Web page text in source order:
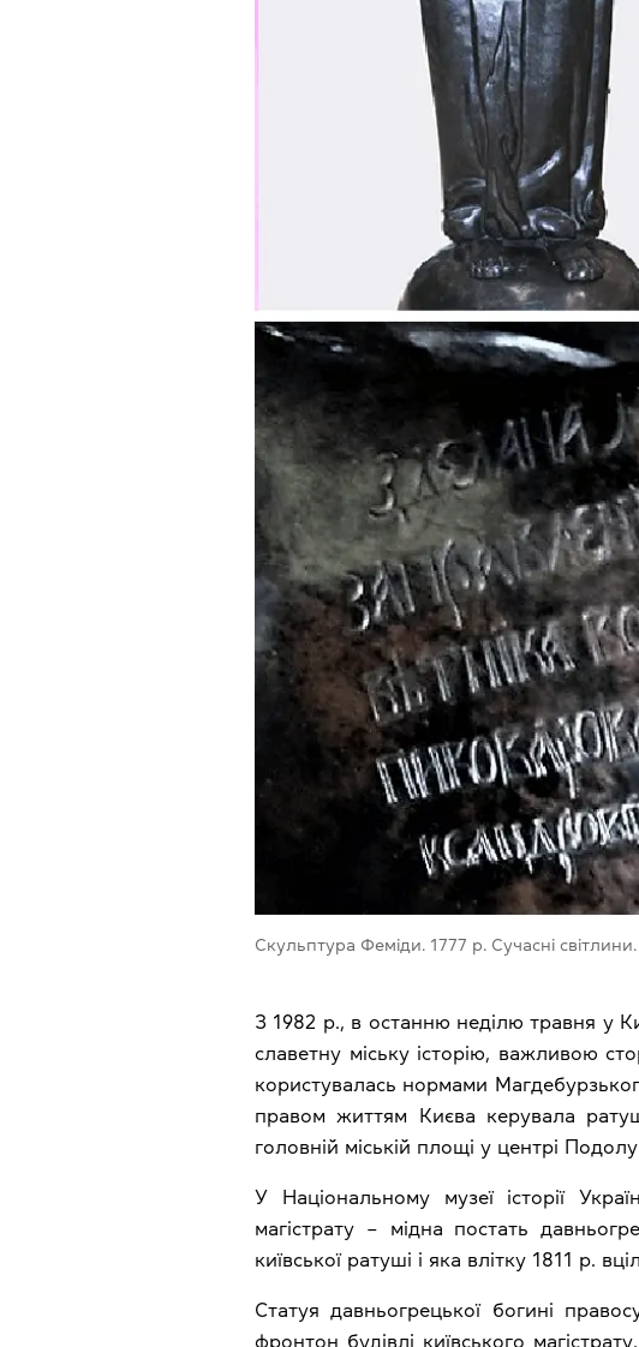
Скульптура Феміди. 1777 р. Сучасні
З 1982 р., в останню неділю травня у
славетну міську історію, важливою
користувалась нормами
правом життям Києва керувала
головній міській площі у центрі
У Національному музеї історії
магістрату – мідна постать
київської ратуші і яка влітку 1811 р.
Статуя давньогрецької богині
фронтон будівлі київського